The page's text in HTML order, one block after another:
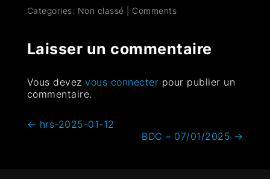
Categories: Non classé Comments
Laisser un commentaire
Vous devezvous connecter pour publier un
commentaire.
← hrs-2025-01-12
BDC – 07/01/2025 →